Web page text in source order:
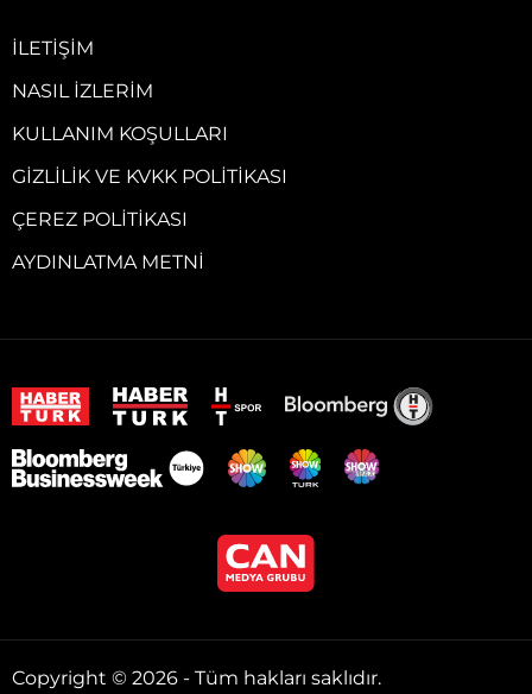
İLETIŞIM
NASIL İZLERIM
KULLANIM KOŞULLARI
GIZLILIK VE KVKK POLITIKASI
ÇEREZ POLITIKASI
AYDINLATMA METNI
Copyright © 2026 - Tüm hakları saklıdır.